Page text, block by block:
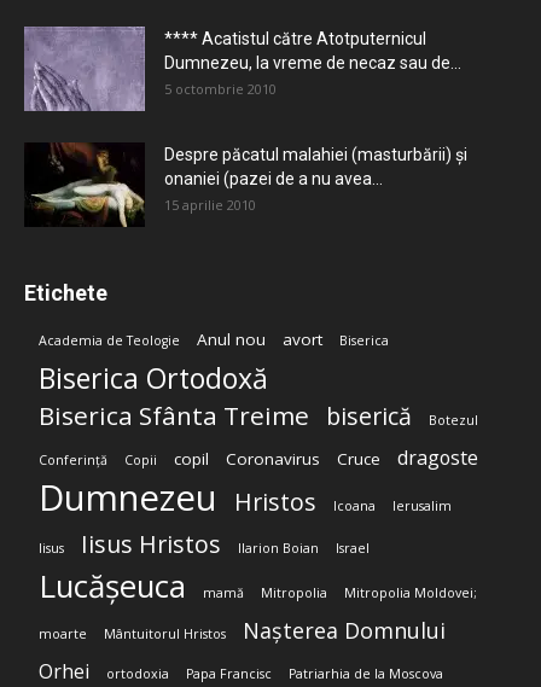
**** Acatistul către Atotputernicul
Dumnezeu, la vreme de necaz sau de...
5 octombrie 2010
Despre păcatul malahiei (masturbării) şi
onaniei (pazei de a nu avea...
15 aprilie 2010
Etichete
Academia de Teologie Anul nou avort Biserica
Biserica Ortodoxă
Biserica Sfânta Treime biserică Botezul
Conferință Copii copil Coronavirus Cruce dragoste
Dumnezeu Hristos Icoana Ierusalim
Iisus Iisus Hristos Ilarion Boian Israel
Lucășeuca mamă Mitropolia Mitropolia Moldovei;
moarte Mântuitorul Hristos Nașterea Domnului
Orhei ortodoxia Papa Francisc Patriarhia de la Moscova